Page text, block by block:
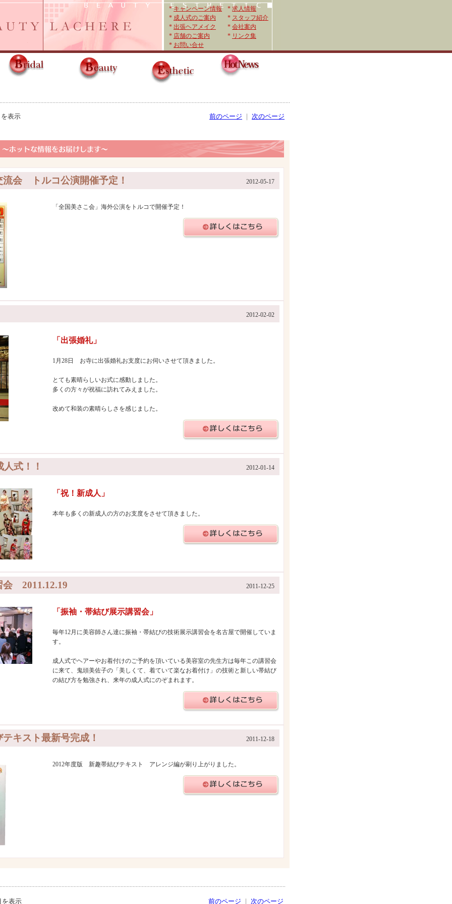
*キャンペーン情報 * 求人情報
* 成人式のご案内 * スタッフ紹介
* 出張ヘアメイク * 会社案内
* 店舗のご案内 * リンク集
* お問い合せ
表示 前のページ ｜ 次のページ
流会 トルコ公演開催予定！ 2012-05-17
「全国美さこ会」海外公演をトルコで開催予定！
2012-02-02
「出張婚礼」
1月28日 お寺に出張婚礼お支度にお伺いさせて頂きました。
とても素晴らしいお式に感動しました。
多くの方々が祝福に訪れてみえました。
改めて和装の素晴らしさを感じました。
式！！ 2012-01-14
「祝！新成人」
本年も多くの新成人の方のお支度をさせて頂きました。
会 2011.12.19 2011-12-25
「振袖・帯結び展示講習会」
毎年12月に美容師さん達に振袖・帯結びの技術展示講習会を名古屋で開催していま
す。
成人式でヘアーやお着付けのご予約を頂いている美容室の先生方は毎年この講習会
に来て、鬼頭美佐子の「美しくて、着ていて楽なお着付け」の技術と新しい帯結び
の結び方を勉強され、来年の成人式にのぞまれます。
キスト最新号完成！ 2011-12-18
2012年度版 新趣帯結びテキスト アレンジ編が刷り上がりました。
を表示 前のページ ｜ 次のページ